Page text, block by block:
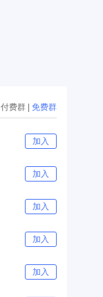
付费群 | 免费群
加入
加入
加入
加入
加入